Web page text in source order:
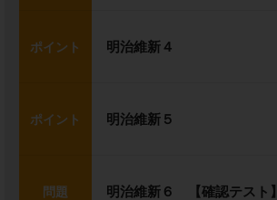
ポイント 明治維新４
ポイント 明治維新５
問題 明治維新６ 【確認テスト】